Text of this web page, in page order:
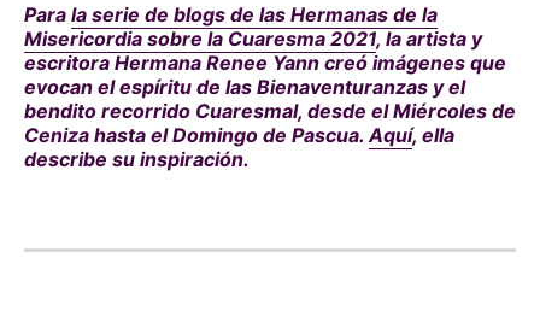
Para la serie de blogs de las Hermanas de la
Misericordia sobre la Cuaresma 2021, la artista y
escritora Hermana Renee Yann creó imágenes que
evocan el espíritu de las Bienaventuranzas y el
bendito recorrido Cuaresmal, desde el Miércoles de
Ceniza hasta el Domingo de Pascua. Aquí, ella
describe su inspiración.